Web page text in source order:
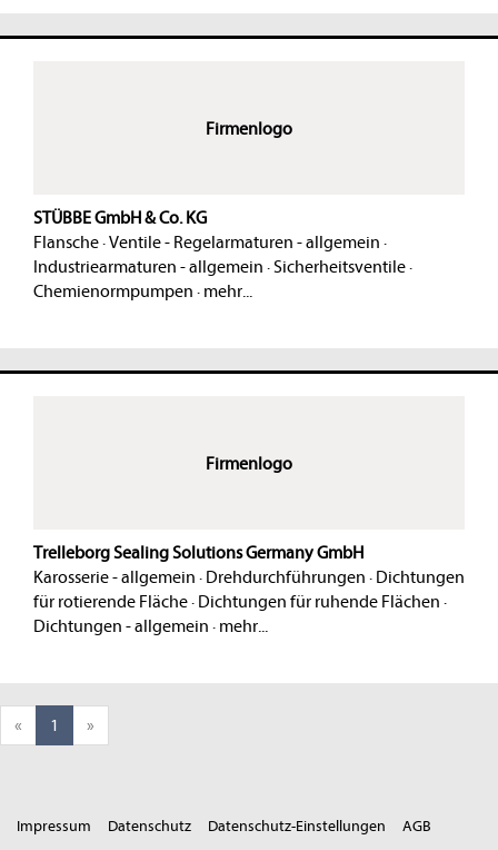
Firmenlogo
STÜBBE GmbH & Co. KG
Flansche·Ventile - Regelarmaturen - allgemein ·
Industriearmaturen - allgemein · Sicherheitsventile·
Chemienormpumpen · mehr...
Firmenlogo
Trelleborg Sealing Solutions Germany GmbH
Karosserie - allgemein · Drehdurchführungen · Dichtungen
für rotierende Fläche· Dichtungen für ruhende Flächen ·
Dichtungen - allgemein · mehr...
« 1 »
Impressum Datenschutz Datenschutz-Einstellungen AGB